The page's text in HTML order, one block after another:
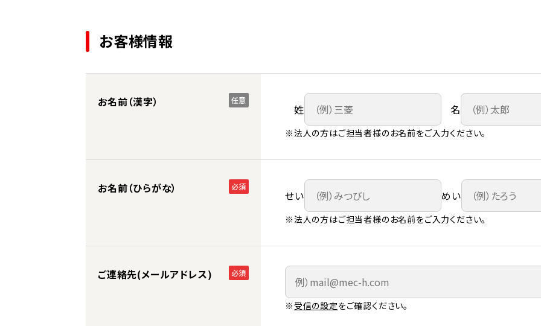
お客様情報
お名前（漢字） 任意
姓 名
※法人の方はご担当者様のお名前をご入力ください。
お名前（ひらがな） 必須
せい めい
※法人の方はご担当者様のお名前をご入力ください。
ご連絡先(メールアドレス) 必須
※ 受信の設定をご確認ください。